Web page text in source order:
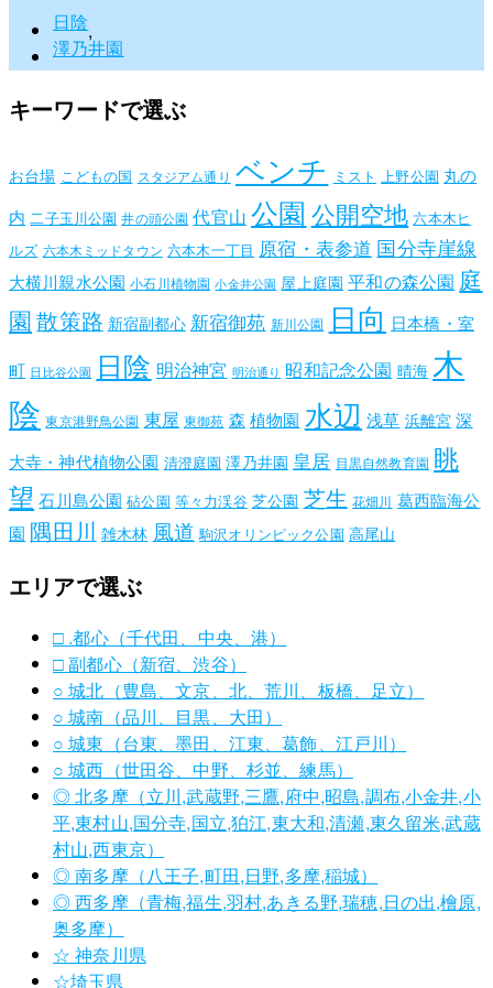
日陰,
澤乃井園
キーワードで選ぶ
お台場 こどもの国 スタジアム通り ベンチ ミスト 上野公園 丸の
内 二子玉川公園 井の頭公園 代官山 公園 公開空地 六本木ヒ
ルズ 六本木ミッドタウン 六本木一丁目 原宿・表参道 国分寺崖線
大横川親水公園 小石川植物園 小金井公園 屋上庭園 平和の森公園 庭
園散策路 新宿副都心 新宿御苑 新川公園 日向 日本橋・室
町 日比谷公園 日陰 明治神宮 明治通り 昭和記念公園 晴海 木
陰 東京港野鳥公園 東屋 東御苑 森 植物園 水辺 浅草 浜離宮 深
大寺・神代植物公園 清澄庭園 澤乃井園 皇居 目黒自然教育園 眺
望 石川島公園 砧公園 等々力渓谷 芝公園 芝生 花畑川 葛西臨海公
園 隅田川 雑木林 風道 駒沢オリンピック公園 高尾山
エリアで選ぶ
□ .都心（千代田、中央、港）
□ 副都心（新宿、渋谷）
○ 城北（豊島、文京、北、荒川、板橋、足立）
○ 城南（品川、目黒、大田）
○ 城東（台東、墨田、江東、葛飾、江戸川）
○ 城西（世田谷、中野、杉並、練馬）
◎ 北多摩（立川,武蔵野,三鷹,府中,昭島,調布,小金井,小
平,東村山,国分寺,国立,狛江,東大和,清瀬,東久留米,武蔵
村山,西東京）
◎ 南多摩（八王子,町田,日野,多摩,稲城）
◎ 西多摩（青梅,福生,羽村,あきる野,瑞穂,日の出,檜原,
奥多摩）
☆ 神奈川県
☆埼玉県